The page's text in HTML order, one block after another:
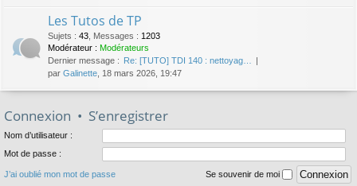
Les Tutos de TP
Sujets : 43 Messages : 1203
Modérateur : Modérateurs
Dernier message :
Re: [TUTO] TDI 140 : nettoyag…
par Galinette , 18 mars 2026, 19:47
Connexion • S’enregistrer
Nom d’utilisateur :
Mot de passe :
J’ai oublié mon mot de passe Se souvenir de moi